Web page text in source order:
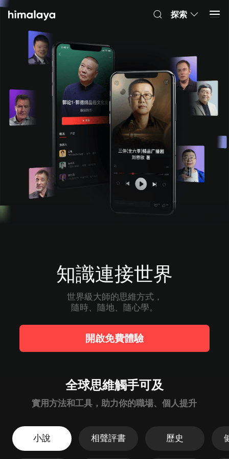
Himalaya-有聲書
4.8k 安裝
打開 App
知識連接世界
世界級大師的思維方式，
隨時、隨地、隨心學。
實用方法和工具，助力你的職場、個人提升